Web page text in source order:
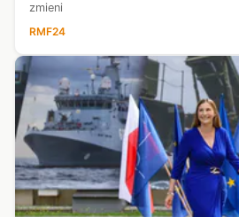
zmieni
RMF24